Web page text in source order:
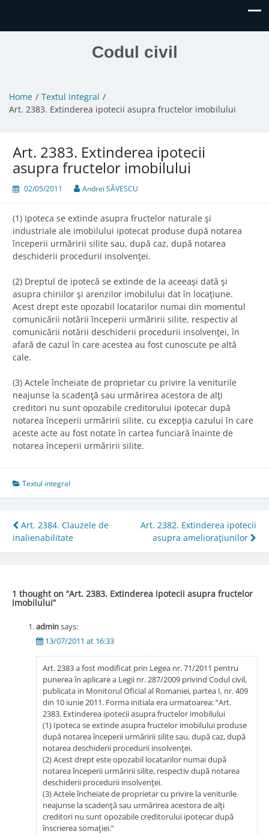
Codul civil
Home
Textul integral
Art. 2383. Extinderea ipotecii asupra fructelor imobilului
Art. 2383. Extinderea ipotecii
asupra fructelor imobilului
02/05/2011 Andrei SĂVESCU
(1) Ipoteca se extinde asupra fructelor naturale şi
industriale ale imobilului ipotecat produse după notarea
începerii urmăririi silite sau, după caz, după notarea
deschiderii procedurii insolvenţei.
(2) Dreptul de ipotecă se extinde de la aceeaşi dată şi
asupra chiriilor şi arenzilor imobilului dat în locaţiune.
Acest drept este opozabil locatarilor numai din momentul
comunicării notării începerii urmăririi silite, respectiv al
comunicării notării deschiderii procedurii insolvenţei, în
afară de cazul în care acestea au fost cunoscute pe altă
cale.
(3) Actele încheiate de proprietar cu privire la veniturile
neajunse la scadenţă sau urmărirea acestora de alţi
creditori nu sunt opozabile creditorului ipotecar după
notarea începerii urmăririi silite, cu excepţia cazului în care
aceste acte au fost notate în cartea funciară înainte de
notarea începerii urmăririi silite.
Textul integral
Post
navigation
Art. 2384. Clauzele de
inalienabilitate
Art. 2382. Extinderea ipotecii
asupra amelioraţiunilor
1 thought on “Art. 2383. Extinderea ipotecii asupra fructelor
imobilului”
adminsays:
13/07/2011 at 16:33
Art. 2383 a fost modificat prin Legea nr. 71/2011 pentru
punerea în aplicare a Legii nr. 287/2009 privind Codul civil,
publicata in Monitorul Oficial al Romaniei, partea I, nr. 409
din 10 iunie 2011. Forma initiala era urmatoarea: “Art.
2383. Extinderea ipotecii asupra fructelor imobilului
(1) Ipoteca se extinde asupra fructelor imobilului produse
după notarea începerii urmăririi silite sau, după caz, după
notarea deschiderii procedurii insolvenţei.
(2) Acest drept este opozabil locatarilor numai după
notarea începerii urmăririi silite, respectiv după notarea
deschiderii procedurii insolvenţei.
(3) Actele încheiate de proprietar cu privire la veniturile
neajunse la scadenţă sau urmărirea acestora de alţi
creditori nu sunt opozabile creditorului ipotecar după
înscrierea somaţiei.”